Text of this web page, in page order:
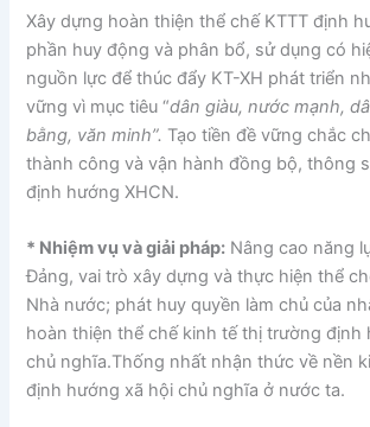
Xây dựng hoàn thiện thể chế KTTT định
phần huy động và phân bổ, sử dụng có
nguồn lực để thúc đẩy KT-XH phát triển
vững vì mục tiêu “dân giàu, nước mạnh,
bằng, văn minh”. Tạo tiền đề vững chắc
thành công và vận hành đồng bộ, thông
định hướng XHCN.
* Nhiệm vụ và giải pháp: Nâng cao năng
Đảng, vai trò xây dựng và thực hiện thể
Nhà nước; phát huy quyền làm chủ của
hoàn thiện thể chế kinh tế thị trường định
chủ nghĩa.Thống nhất nhận thức về nền
định hướng xã hội chủ nghĩa ở nước ta.